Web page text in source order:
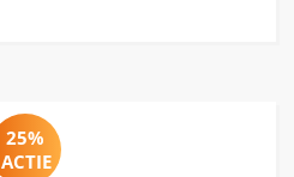
25%
ACTIE